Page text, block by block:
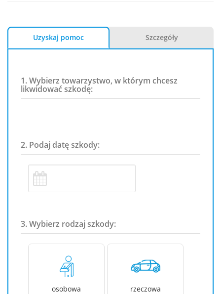
Uzyskaj pomoc Szczegóły
1. Wybierz towarzystwo, w którym chcesz
likwidować szkodę:
2. Podaj datę szkody:
3. Wybierz rodzaj szkody:
osobowa rzeczowa